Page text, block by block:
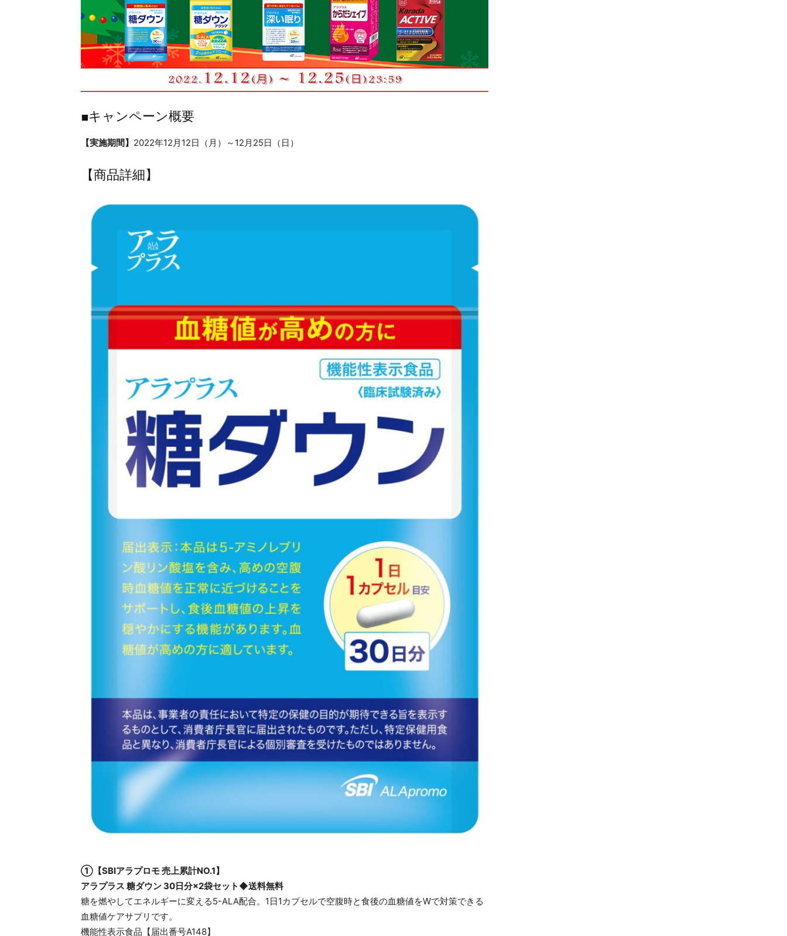
■キャンペーン概要
【実施期間】 2022年12月12日（月）～12月25日（日）
【商品詳細】
①【SBIアラプロモ 売上累計NO.1】
アラプラス 糖ダウン 30日分×2袋セット◆送料無料
糖を燃やしてエネルギーに変える5-ALA配合。1日1カプセルで空腹時と食後の血糖値をWで対策できる
血糖値ケアサプリです。
機能性表示食品【届出番号A148】